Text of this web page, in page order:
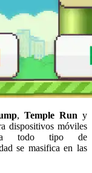
, Temple Run y
dispositivos móviles
todo tipo de
se masifica en las